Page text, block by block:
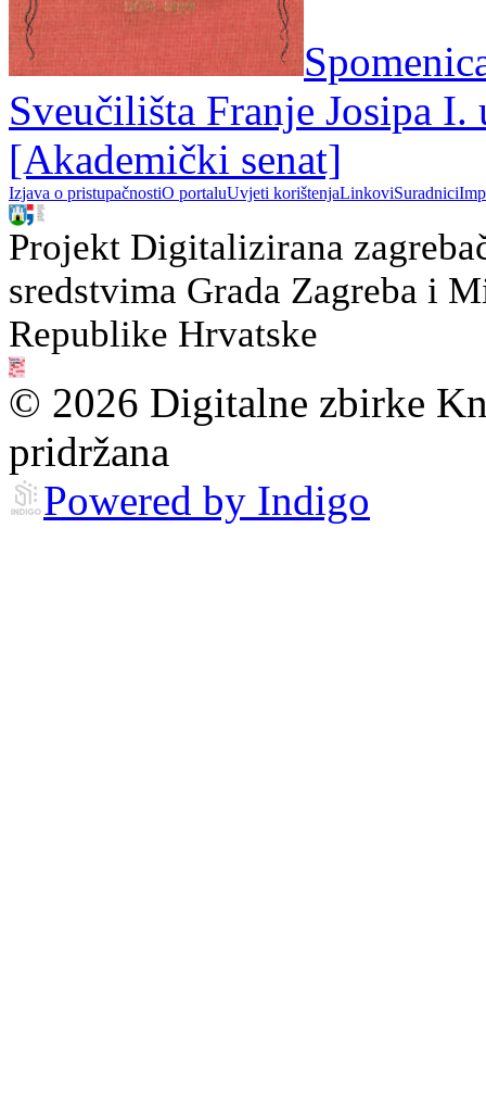
Sveučilišta Franje Josipa
[Akademički senat]
Izjava o pristupačnostiO portaluUvjeti korištenjaLinkoviSuradnici
Projekt Digitalizirana
sredstvima Grada Zagreba i
Republike Hrvatske
© 2026 Digitalne zbirke
pridržana
Powered by Indigo